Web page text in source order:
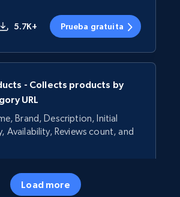
5.7K+ Prueba gratuita
- Collects products by
URL
Brand, Description, Initial
Availability, Reviews count, and
5.7K+ Prueba gratuita
Load more